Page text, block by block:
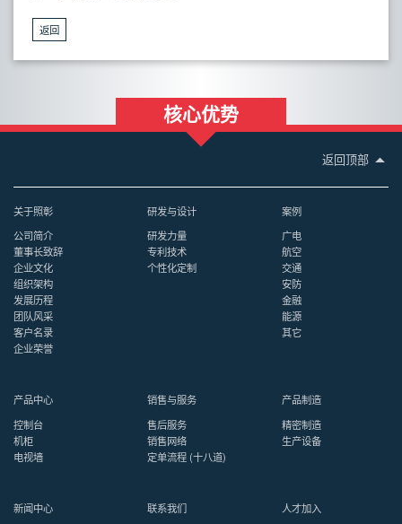
返回
核心优势
返回顶部
关于照彰
公司简介
董事长致辞
企业文化
组织架构
发展历程
团队风采
客户名录
企业荣誉
研发与设计
研发力量
专利技术
个性化定制
案例
广电
航空
交通
安防
金融
能源
其它
产品中心
控制台
机柜
电视墙
销售与服务
售后服务
销售网络
定单流程 (十八道)
产品制造
精密制造
生产设备
新闻中心
联系我们
人才加入